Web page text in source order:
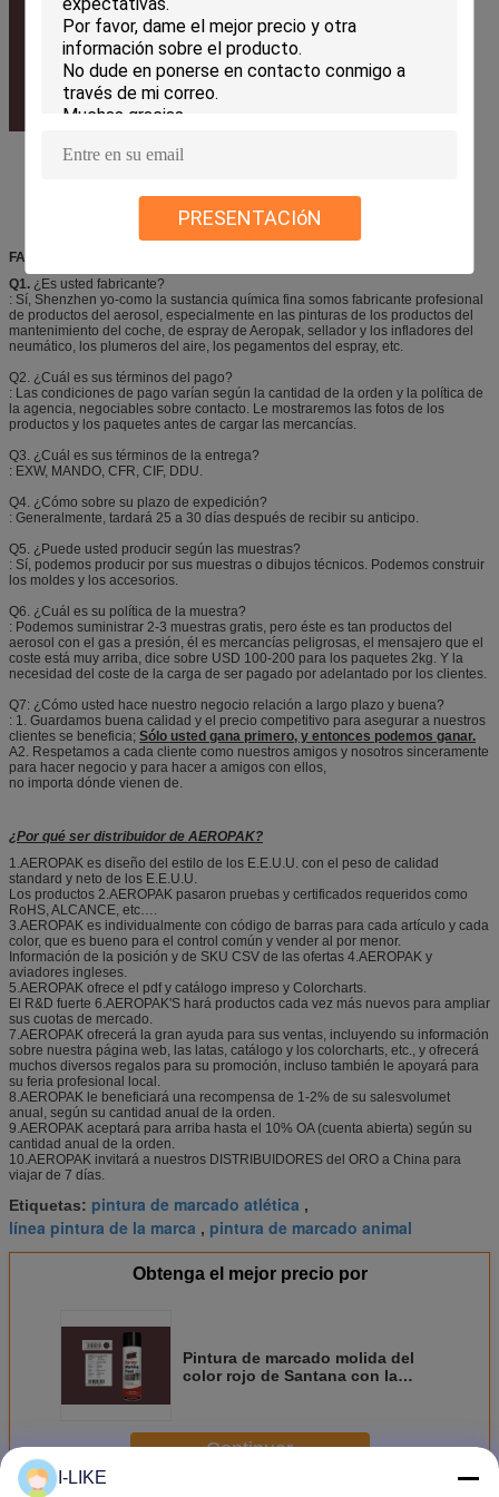
PRESENTACIóN
FAQ
Q1. ¿Es usted fabricante?
: Sí, Shenzhen yo-como la sustancia química fina somos fabricante profesional
de productos del aerosol, especialmente en las pinturas de los productos del
mantenimiento del coche, de espray de Aeropak, sellador y los infladores del
neumático, los plumeros del aire, los pegamentos del espray, etc.
Q2. ¿Cuál es sus términos del pago?
: Las condiciones de pago varían según la cantidad de la orden y la política de
la agencia, negociables sobre contacto. Le mostraremos las fotos de los
productos y los paquetes antes de cargar las mercancías.
Q3. ¿Cuál es sus términos de la entrega?
: EXW, MANDO, CFR, CIF, DDU.
Q4. ¿Cómo sobre su plazo de expedición?
: Generalmente, tardará 25 a 30 días después de recibir su anticipo.
Q5. ¿Puede usted producir según las muestras?
: Sí, podemos producir por sus muestras o dibujos técnicos. Podemos construir
los moldes y los accesorios.
Q6. ¿Cuál es su política de la muestra?
: Podemos suministrar 2-3 muestras gratis, pero éste es tan productos del
aerosol con el gas a presión, él es mercancías peligrosas, el mensajero que el
coste está muy arriba, dice sobre USD 100-200 para los paquetes 2kg. Y la
necesidad del coste de la carga de ser pagado por adelantado por los clientes.
Q7: ¿Cómo usted hace nuestro negocio relación a largo plazo y buena?
: 1. Guardamos buena calidad y el precio competitivo para asegurar a nuestros
clientes se beneficia; Sólo usted gana primero, y entonces podemos ganar.
A2. Respetamos a cada cliente como nuestros amigos y nosotros sinceramente
para hacer negocio y para hacer a amigos con ellos,
no importa dónde vienen de.
¿Por qué ser distribuidor de AEROPAK?
1.AEROPAK es diseño del estilo de los E.E.U.U. con el peso de calidad
standard y neto de los E.E.U.U.
Los productos 2.AEROPAK pasaron pruebas y certificados requeridos como
RoHS, ALCANCE, etc….
3.AEROPAK es individualmente con código de barras para cada artículo y cada
color, que es bueno para el control común y vender al por menor.
Información de la posición y de SKU CSV de las ofertas 4.AEROPAK y
aviadores ingleses.
5.AEROPAK ofrece el pdf y catálogo impreso y Colorcharts.
El R&D fuerte 6.AEROPAK'S hará productos cada vez más nuevos para ampliar
sus cuotas de mercado.
7.AEROPAK ofrecerá la gran ayuda para sus ventas, incluyendo su información
sobre nuestra página web, las latas, catálogo y los colorcharts, etc., y ofrecerá
muchos diversos regalos para su promoción, incluso también le apoyará para
su feria profesional local.
8.AEROPAK le beneficiará una recompensa de 1-2% de su salesvolumet
anual, según su cantidad anual de la orden.
9.AEROPAK aceptará para arriba hasta el 10% OA (cuenta abierta) según su
cantidad anual de la orden.
10.AEROPAK invitará a nuestros DISTRIBUIDORES del ORO a China para
viajar de 7 días.
Etiquetas: pintura de marcado atlética ,
línea pintura de la marca , pintura de marcado animal
Obtenga el mejor precio por
Pintura de marcado molida del
color rojo de Santana con la
Continuar
I-LIKE